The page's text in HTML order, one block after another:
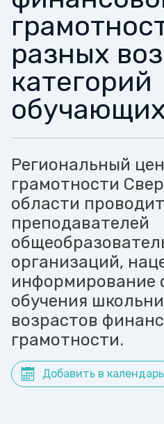
разных
категорий
Региональный
грамотности
области
преподавателей
организаций,
информирование
обучения
возрастов
грамотности.
Добавить в календарь